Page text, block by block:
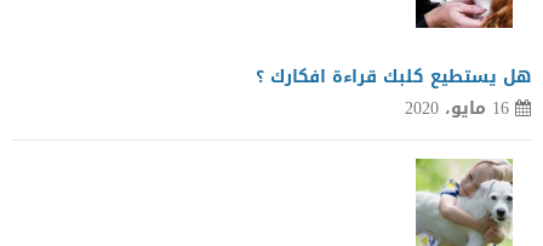
هل يستطيع كلبك قراءة افكارك ؟
16 مايو، 2020